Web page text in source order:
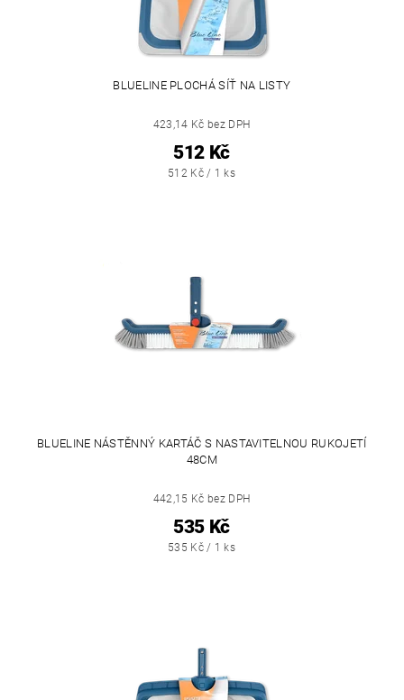
BLUELINE PLOCHÁ SÍŤ NA LISTY
423,14 Kč bez DPH
512 Kč
512 Kč / 1 ks
BLUELINE NÁSTĚNNÝ KARTÁČ S NASTAVITELNOU RUKOJETÍ
48CM
442,15 Kč bez DPH
535 Kč
535 Kč / 1 ks